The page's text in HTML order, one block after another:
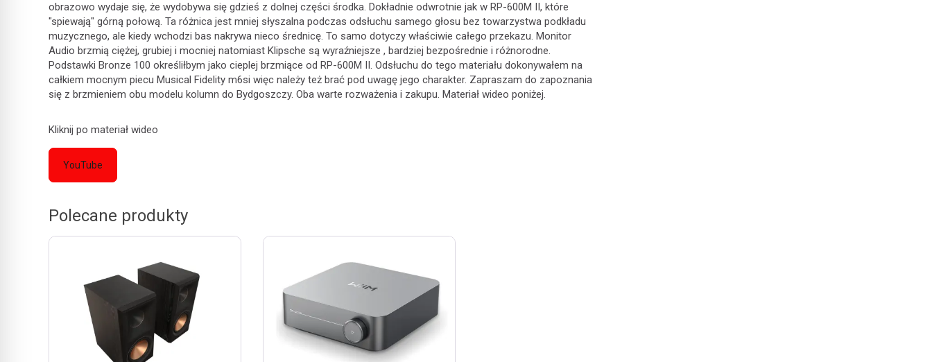
obrazowo wydaje się, że wydobywa się gdzieś z dolnej części środka. Dokładnie odwrotnie jak w RP-600M II, które
"spiewają" górną połową. Ta różnica jest mniej słyszalna podczas odsłuchu samego głosu bez towarzystwa podkładu
muzycznego, ale kiedy wchodzi bas nakrywa nieco średnicę. To samo dotyczy właściwie całego przekazu. Monitor
Audio brzmią ciężej, grubiej i mocniej natomiast Klipsche są wyraźniejsze , bardziej bezpośrednie i różnorodne.
Podstawki Bronze 100 określiłbym jako cieplej brzmiące od RP-600M II. Odsłuchu do tego materiału dokonywałem na
całkiem mocnym piecu Musical Fidelity m6si więc należy też brać pod uwagę jego charakter. Zapraszam do zapoznania
się z brzmieniem obu modelu kolumn do Bydgoszczy. Oba warte rozważenia i zakupu. Materiał wideo poniżej.
Kliknij po materiał wideo
YouTube
Polecane produkty